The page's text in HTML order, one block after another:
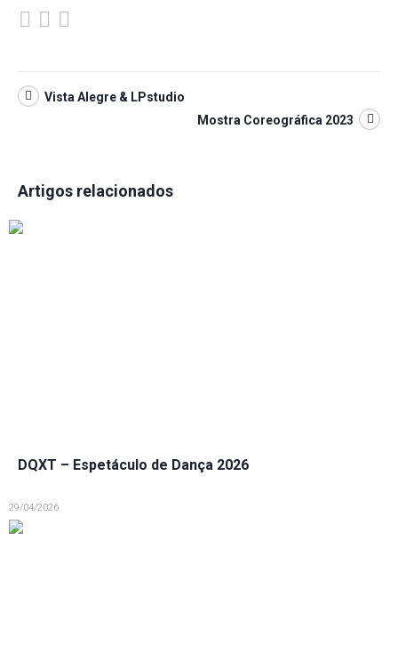
Vista Alegre & LPstudio
Mostra Coreográfica 2023
Artigos relacionados
DQXT – Espetáculo de Dança 2026
29/04/2026